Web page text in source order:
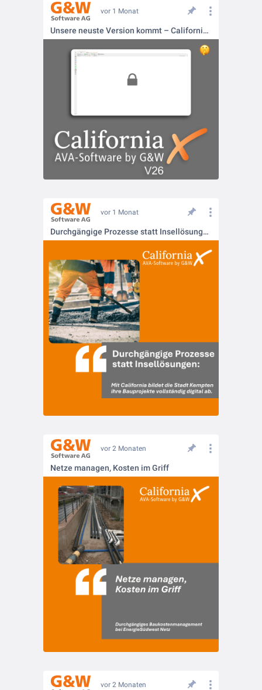
vor 1 Monat
Unsere neuste Version kommt – CaliforniaX V26
vor 1 Monat
Durchgängige Prozesse statt Insellösungen
vor 2 Monaten
Netze managen, Kosten im Griff
vor 2 Monaten